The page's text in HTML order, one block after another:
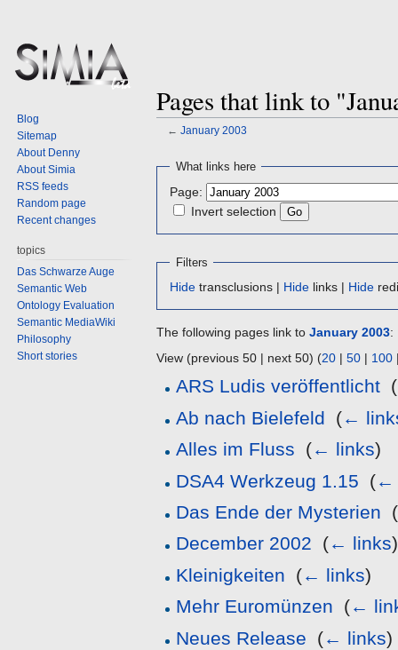
Pages that link to
← January 2003
Jump
navigation
Jump
search
What links here
Page:
Invert selection
Filters
Hide transclusions | Hide links | Hide
The following pages link to January 2003:
View (previous 50 | next 50) (20 | 50 | 100
ARS Ludis veröffentlicht (
Ab nach Bielefeld (←
Alles im Fluss (← links)
DSA4 Werkzeug 1.15 (←
Das Ende der Mysterien (
December 2002 (← links)
Kleinigkeiten (← links)
Mehr Euromünzen (←
Neues Release (← links)
Blog
Sitemap
About Denny
About Simia
RSS feeds
Random page
Recent changes
topics
Das Schwarze Auge
Semantic Web
Ontology Evaluation
Semantic MediaWiki
Philosophy
Short stories